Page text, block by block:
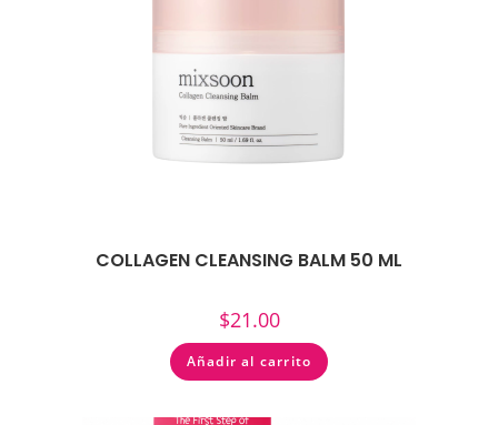
COLLAGEN CLEANSING BALM 50 ML
$21.00
Añadir al carrito